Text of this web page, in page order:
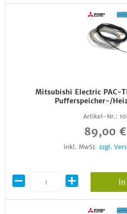
Mitsubishi Electric PAC-
Pufferspeicher-/
Artikel-Nr.:
89,00
inkl. MwSt. zzgl.